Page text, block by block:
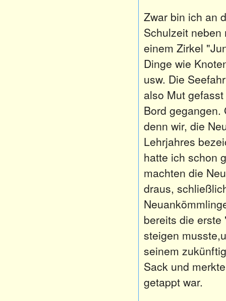
Zwar bin ich an
Schulzeit
einem Zirkel
Dinge wie
usw. Die
also Mut
Bord
denn wir, die
Lehrjahres
hatte ich schon
machten die
draus,
bereits die
steigen
seinem
Sack und
getappt war.